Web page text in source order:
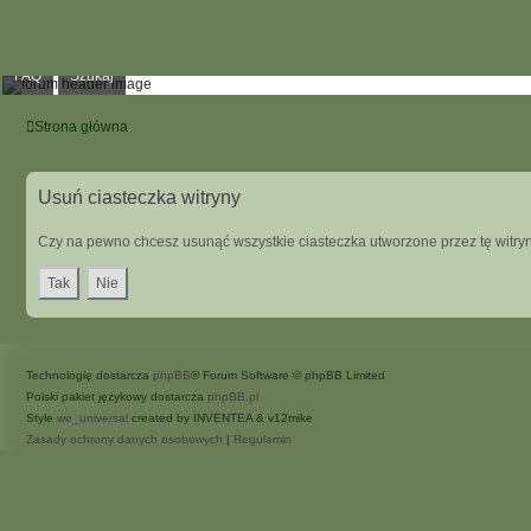
FAQ Szukaj
Strona główna
Usuń ciasteczka witryny
Czy na pewno chcesz usunąć wszystkie ciasteczka utworzone przez tę
Technologię dostarcza phpBB® Forum Software © phpBB Limited
Polski pakiet językowy dostarcza phpBB.pl
Style we_universal created by INVENTEA & v12mike
Zasady ochrony danych osobowych | Regulamin